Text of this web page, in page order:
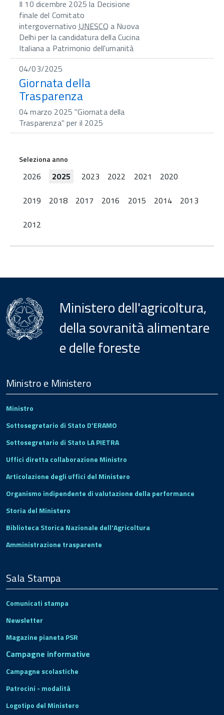
Il 10 dicembre 2025 la Decisione
finale del Comitato
intergovernativoUNESCO a Nuova
Delhi per la candidatura della Cucina
Italiana a Patrimonio dell'umanità
04/03/2025
Giornata della
Trasparenza
04 marzo 2025 "Giornata della
Trasparenza" per il 2025
Seleziona anno
2026 2025 2023 2022 2021
2020
2019
2018 2017 2016 2015 2014
2013
2012
Ministero dell'agricoltura,
della sovranità alimentare
e delle foreste
Footer
Ministro e Ministero
Ministro
Sottosegretario di Stato D'ERAMO
Sottosegretario di Stato LA PIETRA
Uffici diretta collaborazione Ministro
Articolazione degli uffici del Ministero
Organismo indipendente di valutazione della performance
Storia del Ministero
Biblioteca Storica Nazionale dell'Agricoltura
Amministrazione trasparente
Sala Stampa
Comunicati stampa
Newsletter
Magazine pianeta PSR
Campagne informative
Campagne scolastiche
Patrocini - modalità
Logotipo del Ministero